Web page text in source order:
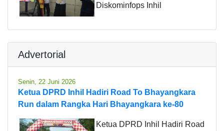
Diskominfops Inhil
Advertorial
Senin, 22 Juni 2026
Ketua DPRD Inhil Hadiri Road To Bhayangkara
Run dalam Rangka Hari Bhayangkara ke-80
Ketua DPRD Inhil Hadiri Road